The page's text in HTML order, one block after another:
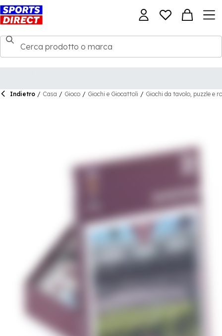
Indietro / Casa / Gioco / Giochi e Giocattoli / Giochi da tavolo, puzzle e